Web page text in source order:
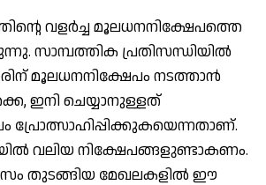
വളര്‍ച്ച മൂലധനനിക്ഷേപത്തെ
സാമ്പത്തിക പ്രതിസന്ധിയില്‍
മൂലധനനിക്ഷേപം നടത്താന്‍
ഇനി ചെയ്യാനുള്ളത്
പ്രോത്സാഹിപ്പിക്കുകയെന്നതാണ്.
വലിയ നിക്ഷേപങ്ങളുണ്ടാകണം.
തുടങ്ങിയ മേഖലകളില്‍ ഈ